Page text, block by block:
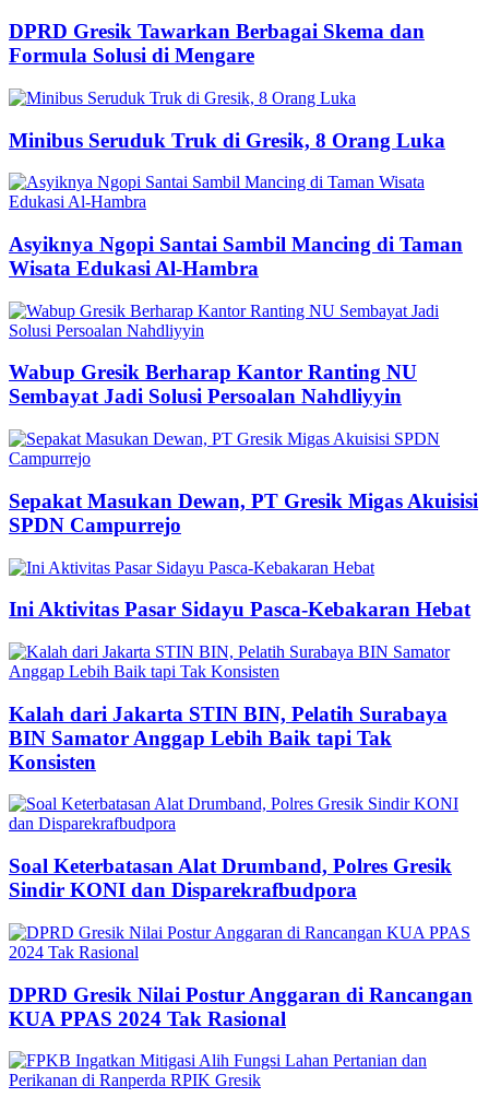
DPRD Gresik Tawarkan Berbagai Skema dan
Formula Solusi di Mengare
Minibus Seruduk Truk di Gresik, 8 Orang Luka
Asyiknya Ngopi Santai Sambil Mancing di Taman
Wisata Edukasi Al-Hambra
Wabup Gresik Berharap Kantor Ranting NU
Sembayat Jadi Solusi Persoalan Nahdliyyin
Sepakat Masukan Dewan, PT Gresik Migas Akuisisi
SPDN Campurrejo
Ini Aktivitas Pasar Sidayu Pasca-Kebakaran Hebat
Kalah dari Jakarta STIN BIN, Pelatih Surabaya
BIN Samator Anggap Lebih Baik tapi Tak
Konsisten
Soal Keterbatasan Alat Drumband, Polres Gresik
Sindir KONI dan Disparekrafbudpora
DPRD Gresik Nilai Postur Anggaran di Rancangan
KUA PPAS 2024 Tak Rasional